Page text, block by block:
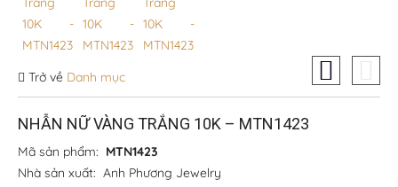
Trở về Danh mục
NHẪN NỮ VÀNG TRẮNG 10K – MTN1423
Mã sản phẩm: MTN1423
Nhà sản xuất: Anh Phương Jewelry